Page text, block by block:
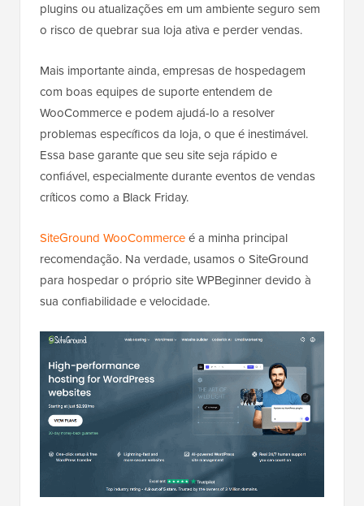
plugins ou atualizações em um ambiente seguro sem
o risco de quebrar sua loja ativa e perder vendas.
Mais importante ainda, empresas de hospedagem
com boas equipes de suporte entendem de
WooCommerce e podem ajudá-lo a resolver
problemas específicos da loja, o que é inestimável.
Essa base garante que seu site seja rápido e
confiável, especialmente durante eventos de vendas
críticos como a Black Friday.
SiteGround WooCommerceé a minha principal
recomendação. Na verdade, usamos o SiteGround
para hospedar o próprio site WPBeginner devido à
sua confiabilidade e velocidade.